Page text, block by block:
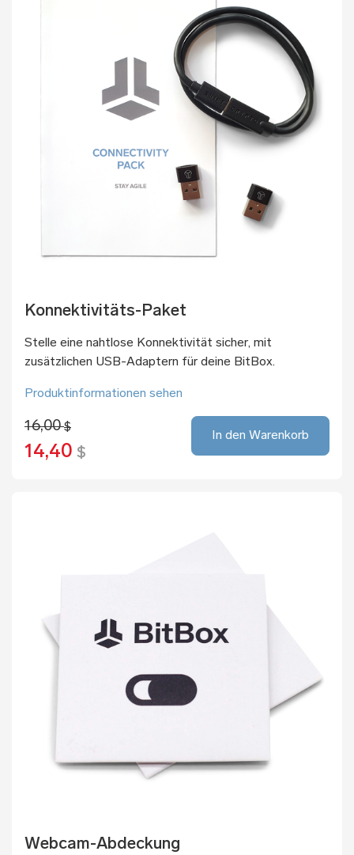
Konnektivitäts-Paket
Stelle eine nahtlose Konnektivität sicher, mit
zusätzlichen USB-Adaptern für deine BitBox.
Produktinformationen sehen
16,00$
14,40 $
In den Warenkorb
Webcam-Abdeckung